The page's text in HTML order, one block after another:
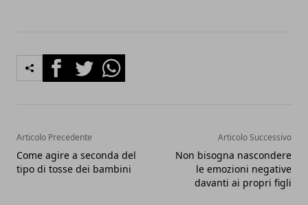
FacebookTwitterWhatsapp
Articolo Precedente
Come agire a seconda del
tipo di tosse dei bambini
Articolo Successivo
Non bisogna nascondere
le emozioni negative
davanti ai propri figli